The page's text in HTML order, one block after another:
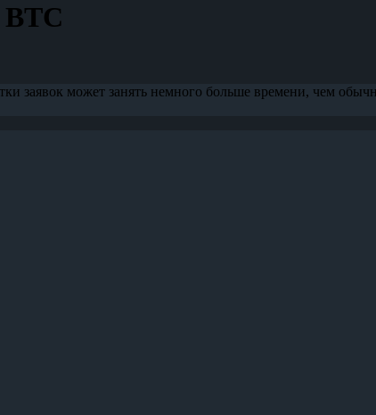
заявок может занять немного больше времени, чем